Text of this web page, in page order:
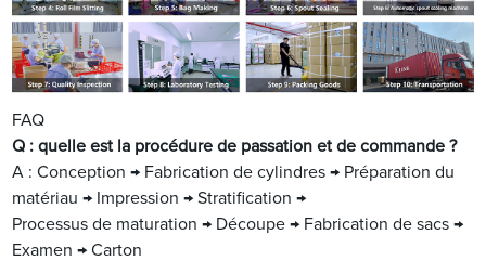
FAQ
Q : quelle est la procédure de passation et de commande ?
A : Conception → Fabrication de cylindres → Préparation du
matériau → Impression → Stratification →
Processus de maturation → Découpe → Fabrication de sacs →
Examen → Carton